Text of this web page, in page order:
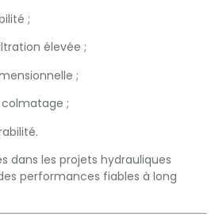
;
élevée ;
;
;
dans les projets hydrauliques
performances fiables à long